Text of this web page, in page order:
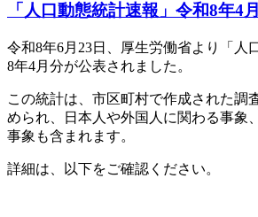
「人口動態統計速報」令和8年4
令和8年6月23日、厚生労働省より「人
8年4月分が公表されました。
この統計は、市区町村で作成された調
められ、日本人や外国人に関わる事象
事象も含まれます。
詳細は、以下をご確認ください。